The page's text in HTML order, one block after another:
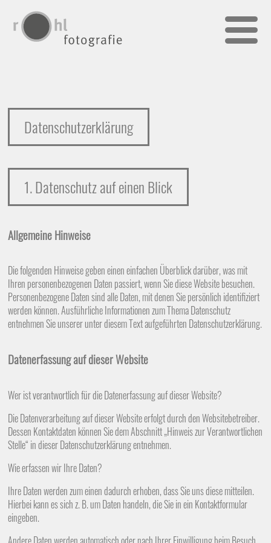
Datenschutzerklärung
1. Datenschutz auf einen Blick
Allgemeine Hinweise
Die folgenden Hinweise geben einen einfachen Überblick darüber, was mit
Ihren personenbezogenen Daten passiert, wenn Sie diese Website besuchen.
Personenbezogene Daten sind alle Daten, mit denen Sie persönlich identifiziert
werden können. Ausführliche Informationen zum Thema Datenschutz
entnehmen Sie unserer unter diesem Text aufgeführten Datenschutzerklärung.
Datenerfassung auf dieser Website
Wer ist verantwortlich für die Datenerfassung auf dieser Website?
Die Datenverarbeitung auf dieser Website erfolgt durch den Websitebetreiber.
Dessen Kontaktdaten können Sie dem Abschnitt „Hinweis zur Verantwortlichen
Stelle“ in dieser Datenschutzerklärung entnehmen.
Wie erfassen wir Ihre Daten?
Ihre Daten werden zum einen dadurch erhoben, dass Sie uns diese mitteilen.
Hierbei kann es sich z. B. um Daten handeln, die Sie in ein Kontaktformular
eingeben.